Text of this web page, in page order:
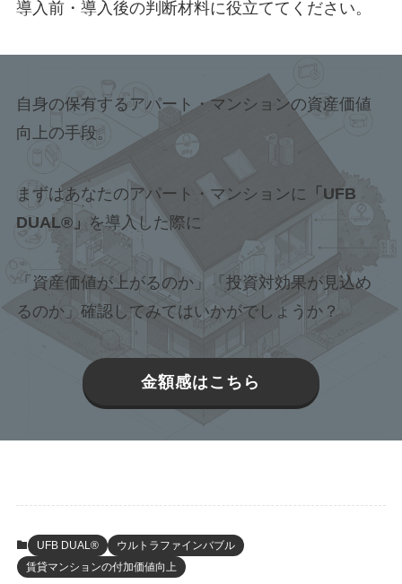
導入前・導入後の判断材料に役立ててください。
自身の保有するアパート・マンションの資産価値
向上の手段。
まずはあなたのアパート・マンションに
「UFB
DUAL®」 を導入した際に
「資産価値が上がるのか」「投資対効果が見込め
るのか」確認してみてはいかがでしょうか？
金額感はこちら
UFB DUAL®
ウルトラファインバブル
賃貸マンションの付加価値向上